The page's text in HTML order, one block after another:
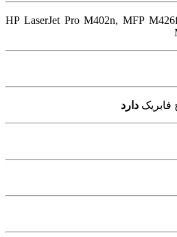
: HP LaserJet Pro M402n, MFP
دارد